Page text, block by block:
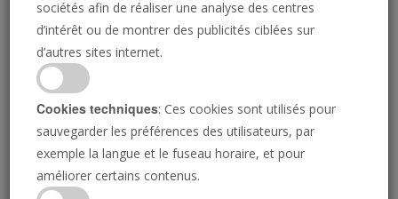
Le 16 janvier : le jour des
miracles de Dieu
2019 pourrait apporter le plus
sociétés afin de réaliser une analyse des centres
d’intérêt ou de montrer des publicités ciblées sur
d’autres sites internet.
Cookies techniques: Ces cookies sont utilisés pour
sauvegarder les préférences des utilisateurs, par
exemple la langue et le fuseau horaire, et pour
améliorer certains contenus.